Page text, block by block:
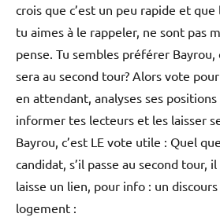
crois que c’est un peu rapide et
tu aimes à le rappeler, ne sont pas
pense. Tu sembles préférer Bayrou,
sera au second tour? Alors vote
en attendant, analyses ses
informer tes lecteurs et les laisser
Bayrou, c’est LE vote utile : Quel
candidat, s’il passe au second tour,
laisse un lien, pour info : un
logement :